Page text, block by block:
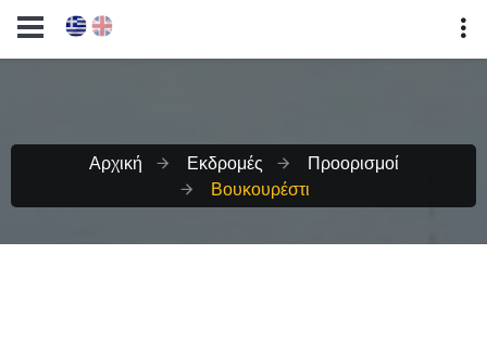
Αρχική Εκδρομές
Προορισμοί
Βουκουρέστι